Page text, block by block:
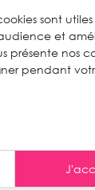
sont utiles
et
présente nos
pendant